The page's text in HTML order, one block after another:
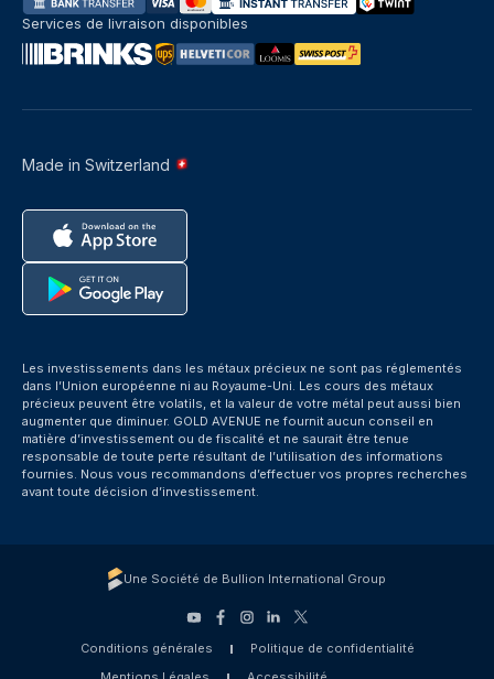
Made in Switzerland
Services de livraison disponibles
Les investissements dans les métaux précieux ne sont pas réglementés
dans l’Union européenne ni au Royaume-Uni. Les cours des métaux
précieux peuvent être volatils, et la valeur de votre métal peut aussi bien
augmenter que diminuer. GOLD AVENUE ne fournit aucun conseil en
matière d’investissement ou de fiscalité et ne saurait être tenue
responsable de toute perte résultant de l’utilisation des informations
fournies. Nous vous recommandons d’effectuer vos propres recherches
avant toute décision d’investissement.
Une Société de Bullion International Group
Conditions générales
Politique de confidentialité